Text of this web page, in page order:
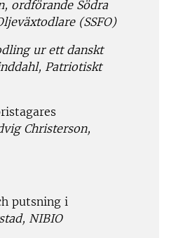
ordförande Södra
(SSFO)
ur ett danskt
Patriotiskt
Christerson,
putsning i
NIBIO